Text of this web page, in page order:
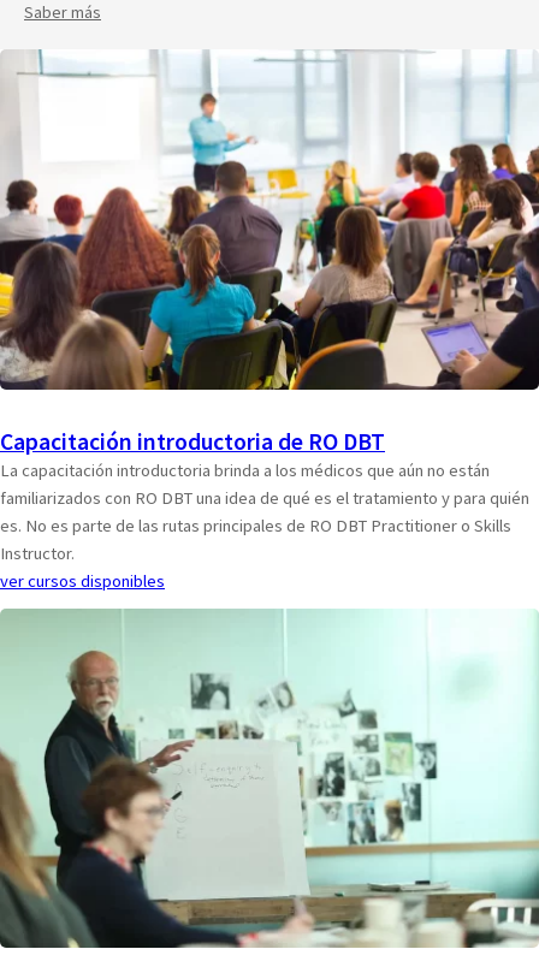
Saber más
Capacitación introductoria de RO DBT
La capacitación introductoria brinda a los médicos que aún no están
familiarizados con RO DBT una idea de qué es el tratamiento y para quién
es. No es parte de las rutas principales de RO DBT Practitioner o Skills
Instructor.
ver cursos disponibles